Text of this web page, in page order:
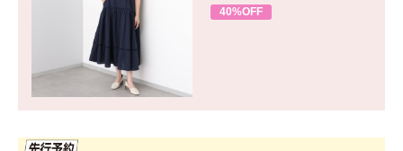
40%OFF